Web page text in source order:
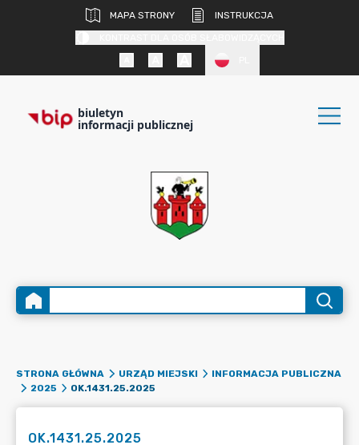
MAPA STRONY
INSTRUKCJA
biuletyn
informacji publicznej
STRONA GŁÓWNA URZĄD MIEJSKI
INFORMACJA PUBLICZNA
2025
OK.1431.25.2025
OK.1431.25.2025